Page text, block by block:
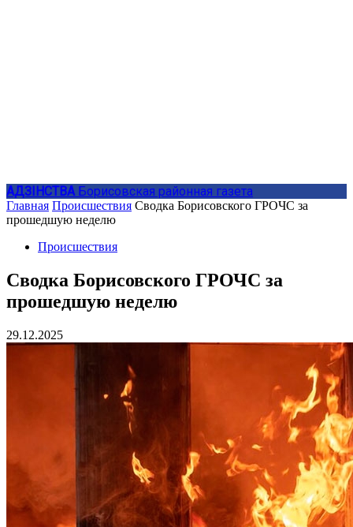
АДЗIНСТВА Борисовская районная газета
Главная Происшествия Сводка Борисовского ГРОЧС за
прошедшую неделю
Происшествия
Сводка Борисовского ГРОЧС за
прошедшую неделю
29.12.2025